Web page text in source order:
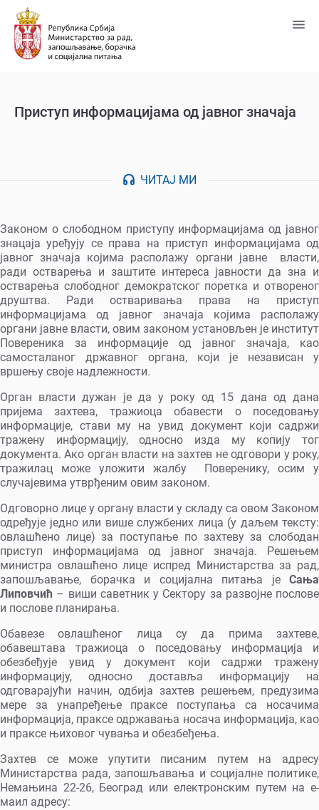
Пређи
главни
садржај
Приступ информацијама од јавног значаја
ЧИТАЈ МИ
Законом о слободном приступу информацијама од јавног
знацаја уређују се права на приступ информацијама од
јавног значаја којима располажу органи јавне власти,
ради остварења и заштите интереса јавности да зна и
остварења слободног демократског поретка и отвореног
друштва. Ради остваривања права на приступ
информацијама од јавног значаја којима располажу
органи јавне власти, овим законом установљен је институт
Повереника за информације од јавног значаја, као
самосталаног државног органа, који је независан у
вршењу своје надлежности.
Орган власти дужан је да у року од 15 дана од дана
пријема захтева, тражиоца обавести о поседовању
информације, стави му на увид документ који садржи
тражену информацију, односно изда му копију тог
документа. Ако орган власти на захтев не одговори у року,
тражилац може уложити жалбу Поверенику, осим у
случајевима утврђеним овим законом.
Одговорно лице у органу власти у складу са овом Законом
одређује једно или више службених лица (у даљем тексту:
овлашћено лице) за поступање по захтеву за слободан
приступ информацијама од јавног значаја. Решењем
министра овлашћено лице испред Министарства за рад,
запошљавање, борачка и социјална питања је Сања
Липовчић – виши саветник у Сектору за развојне послове
и послове планирања.
Обавезе овлашћеног лица су да прима захтеве,
обавештава тражиоца о поседовању информација и
обезбеђује увид у документ који садржи тражену
информацију, односно доставља информацију на
одговарајући начин, одбија захтев решењем, предузима
мере за унапређење праксе поступања са носачима
информација, праксе одржавања носача информација, као
и праксе њиховог чувања и обезбеђења.
Захтев се може упутити писаним путем на адресу
Министарства рада, запошљавања и социјалне политике,
Немањина 22-26, Београд или електронским путем на е-
маил адресу: